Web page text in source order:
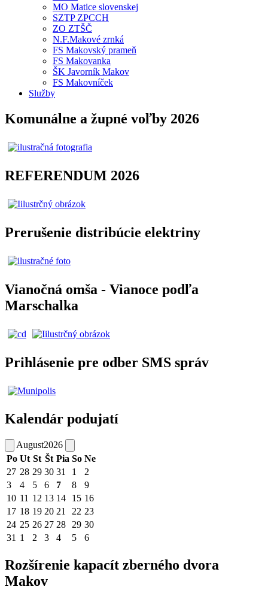
MO Matice slovenskej
SZTP ZPCCH
ZO ZTŠČ
N.F.Makové zrnká
FS Makovský prameň
FS Makovanka
ŠK Javorník Makov
FS Makovníček
Služby
Komunálne a župné voľby 2026
REFERENDUM 2026
Prerušenie distribúcie elektriny
Vianočná omša - Vianoce podľa
Marschalka
Prihlásenie pre odber SMS správ
Kalendár podujatí
August2026
Po Ut St Št Pia So Ne
27 28 29 30 31 1
2
3
4 5 6 7 8
9
10 11 12 13 14 15 16
17 18 19 20 21 22 23
24 25 26 27 28 29 30
31 1 2 3 4 5 6
Rozšírenie kapacít zberného dvora
Makov